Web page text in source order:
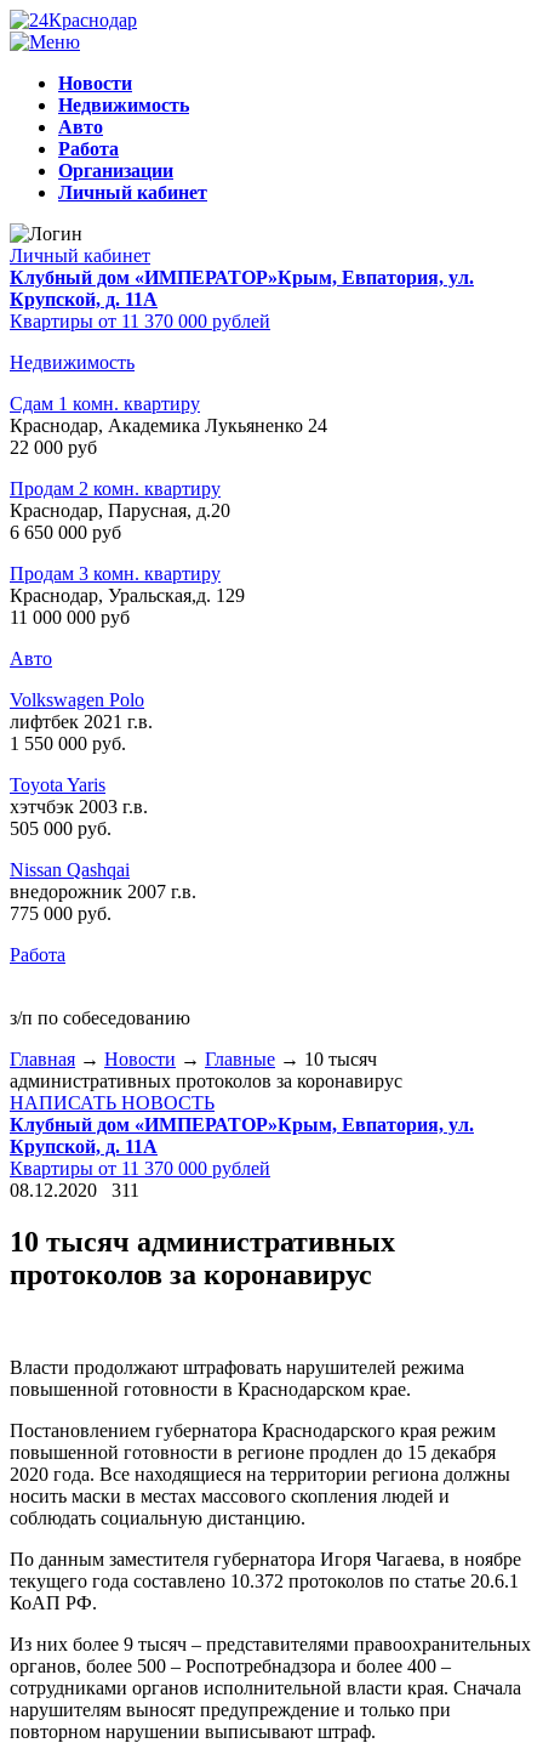
Новости
Недвижимость
Авто
Работа
Организации
Личный кабинет
Личный кабинет
Клубный дом «ИМПЕРАТОР»Крым, Евпатория, ул.
Крупской, д. 11А
Квартиры от 11 370 000 рублей
Недвижимость
Сдам 1 комн. квартиру
Краснодар, Академика Лукьяненко 24
22 000 руб
Продам 2 комн. квартиру
Краснодар, Парусная, д.20
6 650 000 руб
Продам 3 комн. квартиру
Краснодар, Уральская,д. 129
11 000 000 руб
Авто
Volkswagen Polo
лифтбек 2021 г.в.
1 550 000 руб.
Toyota Yaris
хэтчбэк 2003 г.в.
505 000 руб.
Nissan Qashqai
внедорожник 2007 г.в.
775 000 руб.
Работа
з/п по собеседованию
Главная → Новости → Главные → 10 тысяч
административных протоколов за коронавирус
НАПИСАТЬ НОВОСТЬ
Клубный дом «ИМПЕРАТОР»Крым, Евпатория, ул.
Крупской, д. 11А
Квартиры от 11 370 000 рублей
08.12.2020
311
10 тысяч административных
протоколов за коронавирус
Власти продолжают штрафовать нарушителей режима
повышенной готовности в Краснодарском крае.
Постановлением губернатора Краснодарского края режим
повышенной готовности в регионе продлен до 15 декабря
2020 года. Все находящиеся на территории региона должны
носить маски в местах массового скопления людей и
соблюдать социальную дистанцию.
По данным заместителя губернатора Игоря Чагаева, в ноябре
текущего года составлено 10.372 протоколов по статье 20.6.1
КоАП РФ.
Из них более 9 тысяч – представителями правоохранительных
органов, более 500 – Роспотребнадзора и более 400 –
сотрудниками органов исполнительной власти края. Сначала
нарушителям выносят предупреждение и только при
повторном нарушении выписывают штраф.